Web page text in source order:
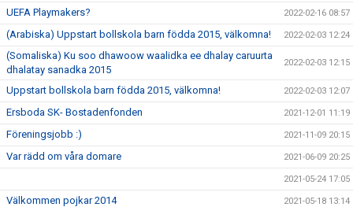
UEFA Playmakers? 2022-02-16 08:57
(Arabiska) Uppstart bollskola barn födda 2015, välkomna! 2022-02-03 12:24
(Somaliska) Ku soo dhawoow waalidka ee dhalay caruurta
dhalatay sanadka 2015
2022-02-03 12:15
Uppstart bollskola barn födda 2015, välkomna! 2022-02-03 12:07
Ersboda SK- Bostadenfonden 2021-12-01 11:19
Föreningsjobb :) 2021-11-09 20:15
Var rädd om våra domare 2021-06-09 20:25
2021-05-24 17:05
Välkommen pojkar 2014 2021-05-18 13:14